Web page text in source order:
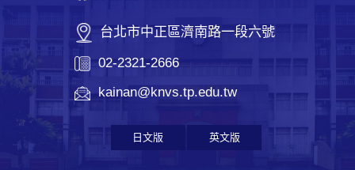
台北市中正區濟南路一段六號
02-2321-2666
kainan@knvs.tp.edu.tw
日文版 英文版